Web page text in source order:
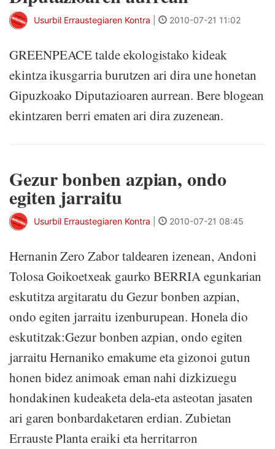
Usurbil Erraustegiaren Kontra 2010-07-21 11:02
GREENPEACE talde ekologistako kideak
ekintza ikusgarria burutzen ari dira une honetan
Gipuzkoako Diputazioaren aurrean. Bere blogean
ekintzaren berri ematen ari dira zuzenean.
Gezur bonben azpian, ondo
egiten jarraitu
Usurbil Erraustegiaren Kontra 2010-07-21 08:45
Hernanin Zero Zabor taldearen izenean, Andoni
Tolosa Goikoetxeak gaurko BERRIA egunkarian
eskutitza argitaratu du Gezur bonben azpian,
ondo egiten jarraitu izenburupean. Honela dio
eskutitzak:Gezur bonben azpian, ondo egiten
jarraitu Hernaniko emakume eta gizonoi gutun
honen bidez animoak eman nahi dizkizuegu
hondakinen kudeaketa dela-eta asteotan jasaten
ari garen bonbardaketaren erdian. Zubietan
Errauste Planta eraiki eta herritarron